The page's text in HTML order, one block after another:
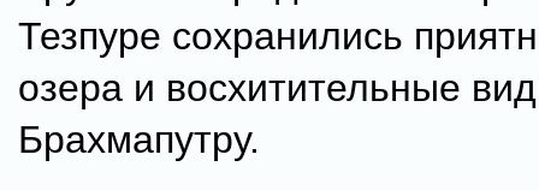
Тезпуре сохранились
озера и восхитительные
Брахмапутру.